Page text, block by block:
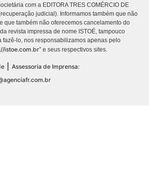
com a EDITORA TRES COMÉRCIO DE
judicial). Informamos também que não
que também não oferecemos cancelamento do
revista impressa de nome ISTOÉ, tampouco
fazê-lo, nos responsabilizamos apenas pelo
istoe.com.br” e seus respectivos sites.
Assessoria de Imprensa: